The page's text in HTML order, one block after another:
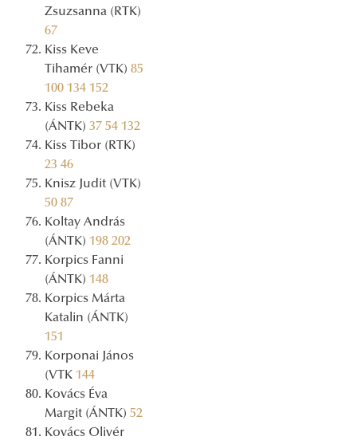
Zsuzsanna (RTK)
67
Kiss Keve
Tihamér (VTK) 85
100 134 152
Kiss Rebeka
(ÁNTK) 37 54 132
Kiss Tibor (RTK)
23 46
Knisz Judit (VTK)
50 87
Koltay András
(ÁNTK) 198 202
Korpics Fanni
(ÁNTK) 148
Korpics Márta
Katalin (ÁNTK)
151
Korponai János
(VTK 144
Kovács Éva
Margit (ÁNTK) 52
Kovács Olivér